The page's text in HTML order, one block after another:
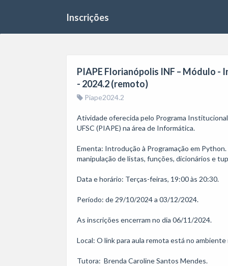
Inscrições
PIAPE Florianópolis INF – Módulo -
- 2024.2 (remoto)
Piape2024.2
Atividade oferecida pelo Programa
UFSC (PIAPE) na área de Informática.
Ementa: Introdução à Programação em
manipulação de listas, funções, dicionários e
Data e horário: Terças-feiras, 19:00 às 20:30.
Período: de 29/10/2024 a 03/12/2024.
As inscrições encerram no dia 06/11/2024.
Local: O link para aula remota está no
Tutora:  Brenda Caroline Santos Mendes.